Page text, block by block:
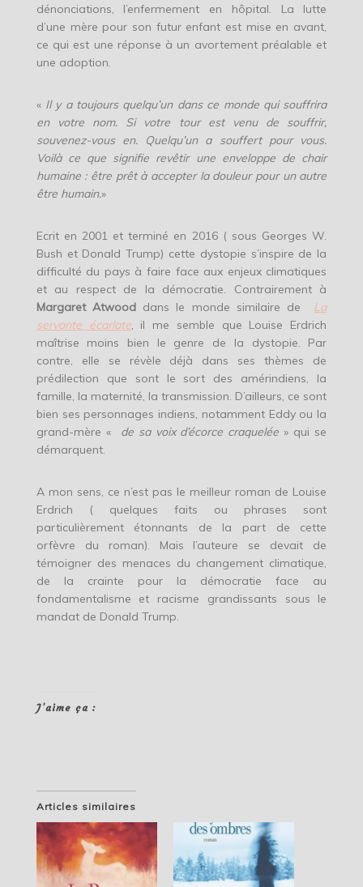
dénonciations, l’enfermement en hôpital. La lutte
d’une mère pour son futur enfant est mise en avant,
ce qui est une réponse à un avortement préalable et
une adoption.
«Il y a toujours quelqu’un dans ce monde qui souffrira
en votre nom. Si votre tour est venu de souffrir,
souvenez-vous en. Quelqu’un a souffert pour vous.
Voilà ce que signifie revêtir une enveloppe de chair
humaine : être prêt à accepter la douleur pour un autre
être humain.»
Ecrit en 2001 et terminé en 2016 ( sous Georges W.
Bush et Donald Trump) cette dystopie s’inspire de la
difficulté du pays à faire face aux enjeux climatiques
et au respect de la démocratie. Contrairement à
Margaret Atwooddans le monde similaire de La
servante écarlate, il me semble que Louise Erdrich
maîtrise moins bien le genre de la dystopie. Par
contre, elle se révèle déjà dans ses thèmes de
prédilection que sont le sort des amérindiens, la
famille, la maternité, la transmission. D’ailleurs, ce sont
bien ses personnages indiens, notamment Eddy ou la
grand-mère « de sa voix d’écorce craquelée » qui se
démarquent.
A mon sens, ce n’est pas le meilleur roman de Louise
Erdrich ( quelques faits ou phrases sont
particulièrement étonnants de la part de cette
orfèvre du roman). Mais l’auteure se devait de
témoigner des menaces du changement climatique,
de la crainte pour la démocratie face au
fondamentalisme et racisme grandissants sous le
mandat de Donald Trump.
J’aime ça :
Articles similaires